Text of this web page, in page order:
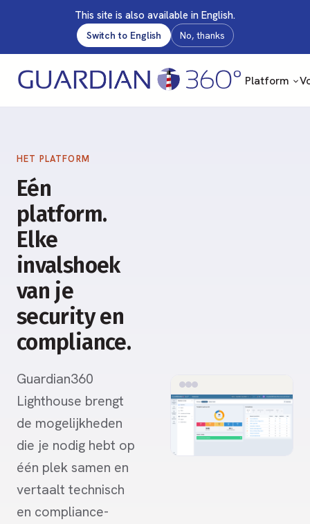
This site is also available in English.
Switch to English No, thanks
Platform
HET PLATFORM
Eén
platform.
Elke
invalshoek
van je
security en
compliance.
Guardian360
Lighthouse brengt
de mogelijkheden
die je nodig hebt op
één plek samen en
vertaalt technisch
en compliance-